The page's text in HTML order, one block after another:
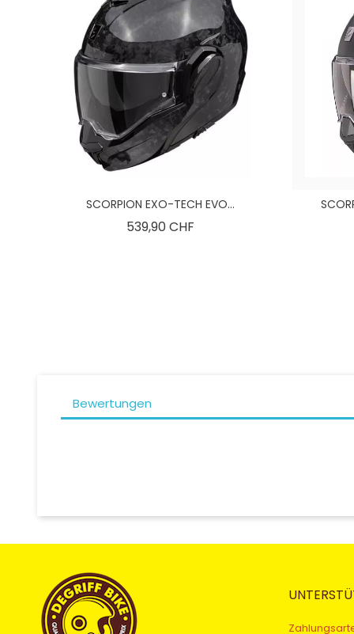
SCORPION EXO-TECH EVO...
539,90 CHF
Bewertungen